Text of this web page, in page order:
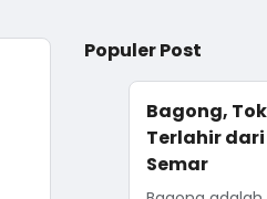
Populer Post
Bagong,
Terlahir
Semar